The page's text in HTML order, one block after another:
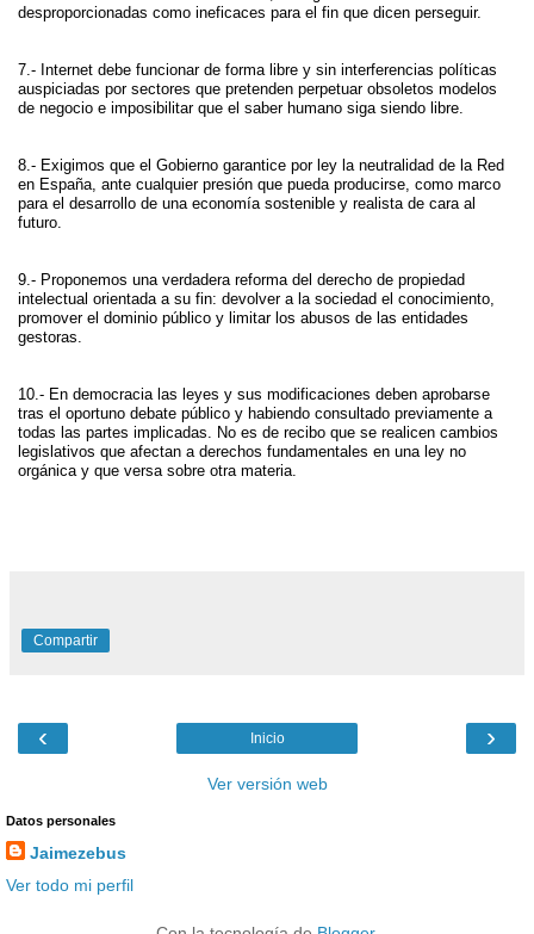
desproporcionadas como ineficaces para el fin que dicen perseguir.
7.- Internet debe funcionar de forma libre y sin interferencias políticas
auspiciadas por sectores que pretenden perpetuar obsoletos modelos
de negocio e imposibilitar que el saber humano siga siendo libre.
8.- Exigimos que el Gobierno garantice por ley la neutralidad de la Red
en España, ante cualquier presión que pueda producirse, como marco
para el desarrollo de una economía sostenible y realista de cara al
futuro.
9.- Proponemos una verdadera reforma del derecho de propiedad
intelectual orientada a su fin: devolver a la sociedad el conocimiento,
promover el dominio público y limitar los abusos de las entidades
gestoras.
10.- En democracia las leyes y sus modificaciones deben aprobarse
tras el oportuno debate público y habiendo consultado previamente a
todas las partes implicadas. No es de recibo que se realicen cambios
legislativos que afectan a derechos fundamentales en una ley no
orgánica y que versa sobre otra materia.
Compartir
‹ ›
Inicio
Ver versión web
Datos personales
Jaimezebus
Ver todo mi perfil